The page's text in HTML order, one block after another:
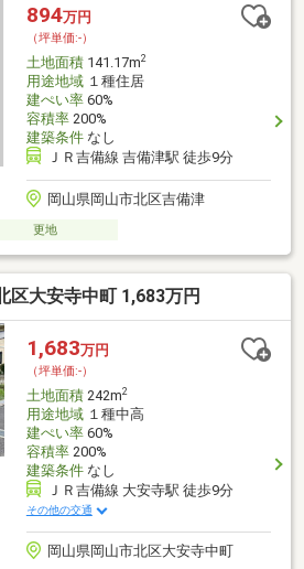
894万円
（坪単価:-）
土地面積141.17m2
用途地域１種住居
建ぺい率60%
容積率200%
建築条件なし
ＪＲ吉備線 吉備津駅 徒歩9分
岡山県岡山市北区吉備津
更地
区大安寺中町 1,683万円
1,683万円
（坪単価:-）
土地面積242m2
用途地域１種中高
建ぺい率60%
容積率200%
建築条件なし
ＪＲ吉備線 大安寺駅 徒歩9分
その他の交通
岡山県岡山市北区大安寺中町